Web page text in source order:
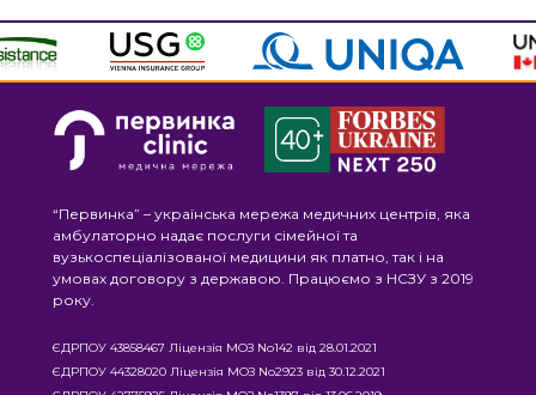
“Первинка” – українська мережа медичних центрів, яка
амбулаторно надає послуги сімейної та
вузькоспеціалізованої медицини як платно, так і на
умовах договору з державою. Працюємо з НСЗУ з 2019
року.
ЄДРПОУ 43858467 Ліцензія МОЗ No142 від 28.01.2021
ЄДРПОУ 44328020 Ліцензія МОЗ No2923 від 30.12.2021